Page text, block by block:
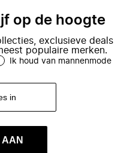
op de hoogte
exclusieve deals
populaire merken.
Ik houd van mannenmode
AAN